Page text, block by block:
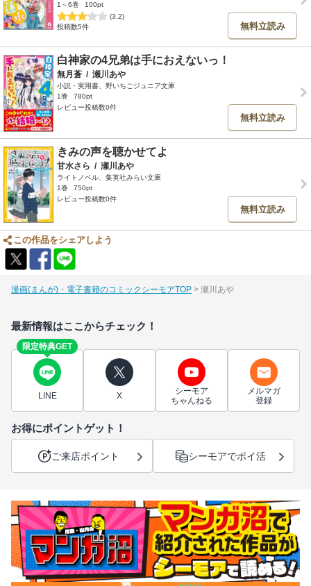
1～6巻
100pt
(3.2)
投稿数5件
無料立読み
白神家の4兄弟は手におえないっ！
無月蒼 / 瀬川あや
小説・実用書、野いちごジュニア文庫
1巻
780pt
レビュー投稿数0件
無料立読み
きみの声を聴かせてよ
甘水さら / 瀬川あや
ライトノベル、集英社みらい文庫
1巻
750pt
レビュー投稿数0件
無料立読み
この作品をシェアしよう
漫画(まんが)・電子書籍のコミックシーモアTOP 瀬川あや
最新情報はここからチェック！
限定特典GET
LINE X
シーモア
ちゃんねる
メルマガ
登録
お得にポイントゲット！
ご来店ポイント シーモアでポイ活